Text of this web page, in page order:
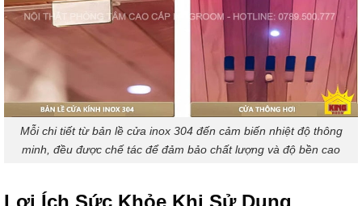
Mỗi chi tiết từ bản lề cửa inox 304 đến cảm biến nhiệt độ thông
minh, đều được chế tác để đảm bảo chất lượng và độ bền cao